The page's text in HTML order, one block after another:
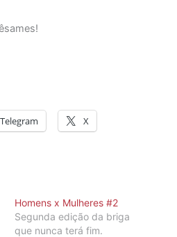
Telegram X
Homens x Mulheres #2
Segunda edição da briga
que nunca terá fim.